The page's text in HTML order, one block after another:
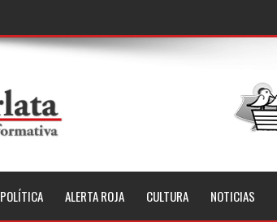
POLÍTICA ALERTA ROJA CULTURA NOTICIAS